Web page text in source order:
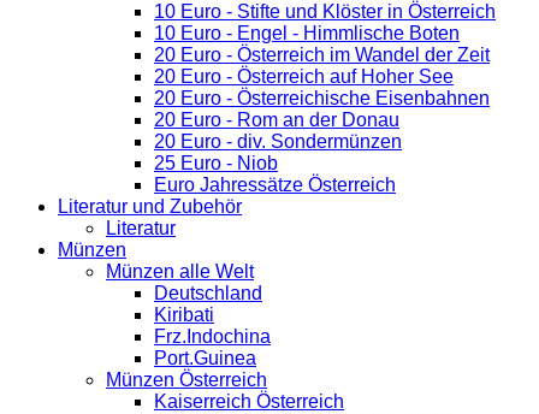
10 Euro - Stifte und Klöster in Österreich
10 Euro - Engel - Himmlische Boten
20 Euro - Österreich im Wandel der Zeit
20 Euro - Österreich auf Hoher See
20 Euro - Österreichische Eisenbahnen
20 Euro - Rom an der Donau
20 Euro - div. Sondermünzen
25 Euro - Niob
Euro Jahressätze Österreich
Literatur und Zubehör
Literatur
Münzen
Münzen alle Welt
Deutschland
Kiribati
Frz.Indochina
Port.Guinea
Münzen Österreich
Kaiserreich Österreich